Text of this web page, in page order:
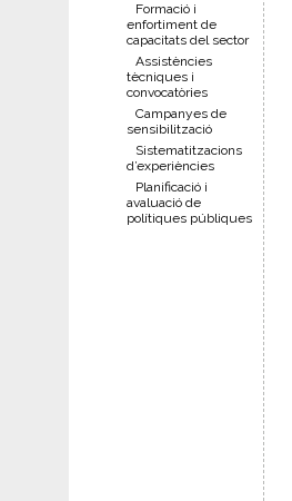
Formació i
enfortiment de
capacitats del sector
Assistències
tècniques i
convocatòries
Campanyes de
sensibilització
Sistematitzacions
d’experiències
Planificació i
avaluació de
polítiques públiques